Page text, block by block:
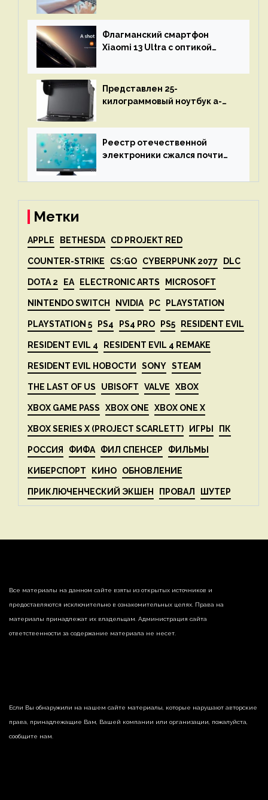
остановится до полного
восстановления кода и
объяснит, что пошло не так
Флагманский смартфон
Xiaomi 13 Ultra с оптикой
представят 18 апреля
Представлен 25-
килограммовый ноутбук a-
до 3 Тбайт DDR5 и шесть
дисплеев
Реестр отечественной
электроники сжался почти
Метки
APPLE BETHESDA CD PROJEKT RED
COUNTER-STRIKE CS:GO CYBERPUNK 2077 DLC
DOTA 2 EA ELECTRONIC ARTS MICROSOFT
NINTENDO SWITCH NVIDIA PC PLAYSTATION
PLAYSTATION 5 PS4 PS4 PRO PS5 RESIDENT EVIL
RESIDENT EVIL 4 RESIDENT EVIL 4 REMAKE
RESIDENT EVIL НОВОСТИ SONY STEAM
THE LAST OF US UBISOFT VALVE XBOX
XBOX GAME PASS XBOX ONE XBOX ONE X
XBOX SERIES X (PROJECT SCARLETT) ИГРЫ ПК
РОССИЯ ФИФА ФИЛ СПЕНСЕР ФИЛЬМЫ
КИБЕРСПОРТ КИНО ОБНОВЛЕНИЕ
ПРИКЛЮЧЕНЧЕСКИЙ ЭКШЕН ПРОВАЛ ШУТЕР
Все материалы на данном сайте взяты из открытых источников и
предоставляются исключительно в ознакомительных целях. Права на
материалы принадлежат их владельцам. Администрация сайта
ответственности за содержание материала не несет.
Если Вы обнаружили на нашем сайте материалы, которые нарушают авторские
права, принадлежащие Вам, Вашей компании или организации, пожалуйста,
сообщите нам.